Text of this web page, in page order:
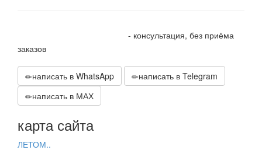
- консультация, без приёма
заказов
написать в WhatsApp
написать в Telegram
написать в МАХ
карта сайта
ЛЕТОМ..